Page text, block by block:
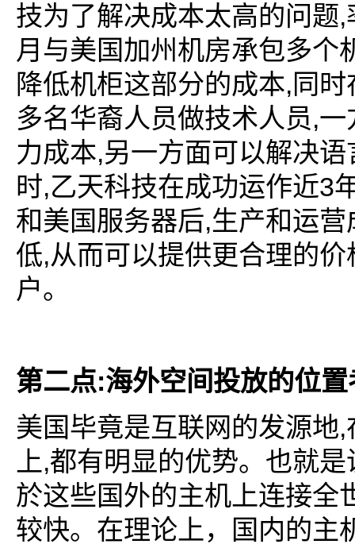
技为了解决成本太高的问题,
月与美国加州机房承包多个
降低机柜这部分的成本, 同
多名华裔人员做技术人员,一
力成本,另一方面可以解决
时,乙天科技在成功运作近3
和美国服务器后,生产和运
低,从而可以提供更合理的
户。
第二点:海外空间投放的位
美国毕竟是互联网的发源地,
上,都有明显的优势。也就
於这些国外的主机上连接全
较快。在理论上，国内的主